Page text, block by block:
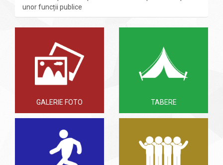
unor funcții publice
GALERIE FOTO TABERE